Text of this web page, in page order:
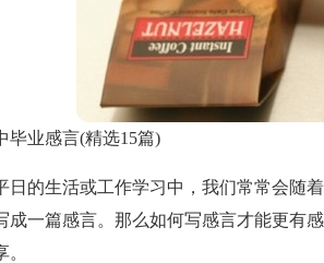
毕业感言(精选15篇)
日的生活或工作学习中，我们常常会随
成一篇感言。那么如何写感言才能更有